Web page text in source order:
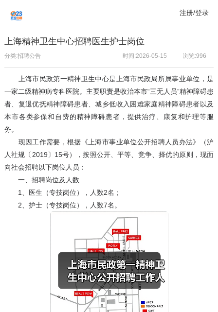
注册/登录
上海精神卫生中心招聘医生护士岗位
分类:招聘公告 浏览:996
时间:2026-05-15
上海市民政第一精神卫生中心是上海市民政局所属事业单位，是
一家二级精神病专科医院。主要职责是收治本市“三无人员”精神障碍患
者、复退优抚精神障碍患者、城乡低收入困难家庭精神障碍患者以及
本市各类参保和自费的精神障碍患者，提供治疗、康复和护理等服
务。
现因工作需要，根据《上海市事业单位公开招聘人员办法》（沪
人社规〔2019〕15号），按照公开、平等、竞争、择优的原则，现面
向社会招聘以下岗位人员：
一、招聘岗位及人数
1、医生（专技岗位），人数2名；
2、护士（专技岗位），人数7名。